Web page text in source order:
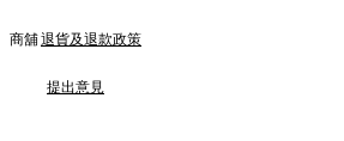
商舖退貨及退款政策
提出意見